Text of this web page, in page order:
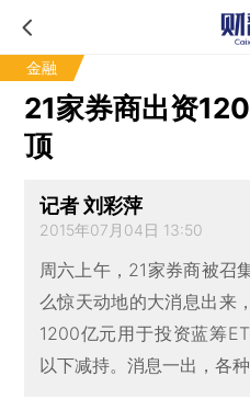
金融
21家券商出资
顶
记者 刘彩萍
2015年07月04日 13:50
周六上午，21家券商被召
么惊天动地的大消息出来
1200亿元用于投资蓝筹
以下减持。消息一出，各